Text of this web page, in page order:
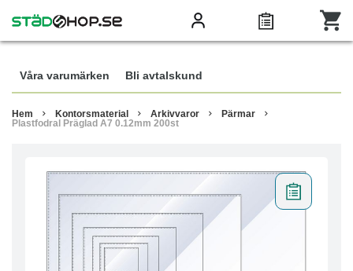
Våra varumärken Bli avtalskund
Hem Kontorsmaterial Arkivvaror
Pärmar
Plastfodral Präglad A7 0.12mm 200st